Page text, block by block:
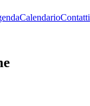
CalendarioContatti